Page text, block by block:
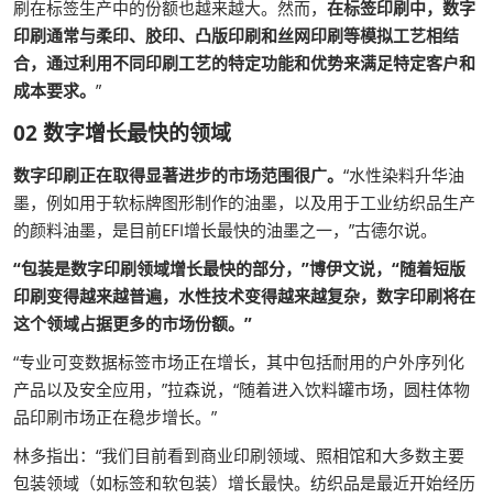
刷在标签生产中的份额也越来越大。然而， 在标签印刷中，数字
印刷通常与柔印、胶印、凸版印刷和丝网印刷等模拟工艺相结
合，通过利用不同印刷工艺的特定功能和优势来满足特定客户和
成本要求。 ”
02 数字增长最快的领域
数字印刷正在取得显著进步的市场范围很广。 “水性染料升华油
墨，例如用于软标牌图形制作的油墨，以及用于工业纺织品生产
的颜料油墨，是目前EFI增长最快的油墨之一，”古德尔说。
“包装是数字印刷领域增长最快的部分，”博伊文说，“随着短版
印刷变得越来越普遍，水性技术变得越来越复杂，数字印刷将在
这个领域占据更多的市场份额。”
“专业可变数据标签市场正在增长，其中包括耐用的户外序列化
产品以及安全应用，”拉森说，“随着进入饮料罐市场，圆柱体物
品印刷市场正在稳步增长。”
林多指出：“我们目前看到商业印刷领域、照相馆和大多数主要
包装领域（如标签和软包装）增长最快。纺织品是最近开始经历